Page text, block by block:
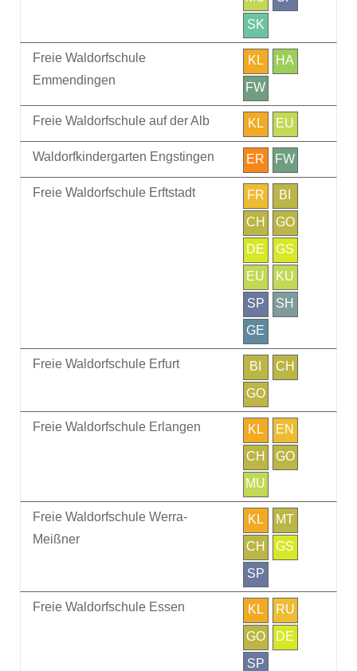
SK
Freie Waldorfschule
Emmendingen
KL
HA
FW
Freie Waldorfschule auf der Alb KL EU
Waldorfkindergarten Engstingen ER FW
Freie Waldorfschule Erftstadt FR
BI
CH
GO
DE
GS
EU
KU
SP
SH
GE
Freie Waldorfschule Erfurt BI
CH
GO
Freie Waldorfschule Erlangen KL
EN
CH
GO
MU
Freie Waldorfschule Werra-
Meißner
KL
MT
CH
GS
SP
Freie Waldorfschule Essen KL
RU
GO
DE
SP